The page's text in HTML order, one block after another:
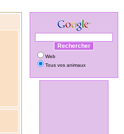
Web
Tous vos animaux